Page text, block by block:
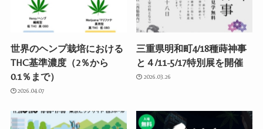
世界のヘンプ栽培における
THC基準濃度（2％から
0.1％まで）
2026.04.07
三重県明和町4/18種蒔神事
と４/11-5/17特別展を開催
2026.03.26